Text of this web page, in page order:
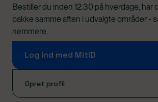
Bestiller du inden 12:30 på hverdage, har
pakke samme aften i udvalgte områder -
nemmere.
Log ind med MitID
Opret profil